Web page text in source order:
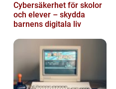
Cybersäkerhet för skolor
och elever – skydda
barnens digitala liv